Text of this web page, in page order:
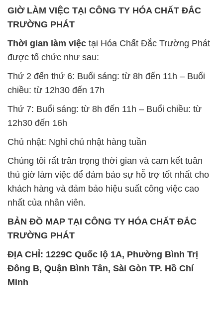
Thứ 2 đến thứ 6: Buổi sáng: từ 8h đến 11h – Buổi
chiều: từ 12h30 đến 17h
Thứ 7: Buổi sáng: từ 8h đến 11h – Buổi chiều: từ
12h30 đến 16h
Chủ nhật: Nghỉ chủ nhật hàng tuần
thủ giờ làm việc để đảm bảo sự hỗ trợ tốt nhất cho
khách hàng và đảm bảo hiệu suất công việc cao
nhất của nhân viên.
BẢN ĐỒ MAP TẠI CÔNG TY HÓA CHẤT ĐẮC
TRƯỜNG PHÁT
ĐỊA CHỈ: 1229C Quốc lộ 1A, Phường Bình Trị
Đông B, Quận Bình Tân, Sài Gòn TP. Hồ Chí
Minh